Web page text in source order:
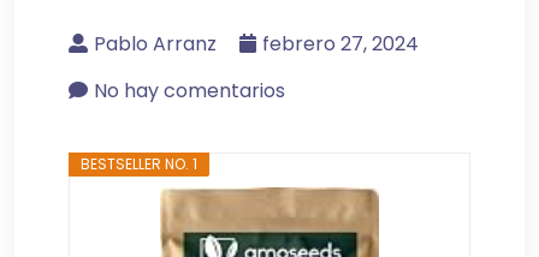
Pablo Arranz
febrero 27, 2024
No hay comentarios
BESTSELLER NO. 1